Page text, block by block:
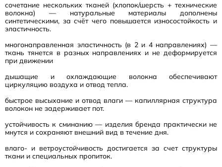
сочетание нескольких тканей (хлопок/шерсть + технические
волокна) — натуральные материалы дополнены
синтетическими, за счёт чего повышается износостойкость и
эластичность.
многонаправленная эластичность (в 2 и 4 направлениях) —
ткань тянется в разных направлениях и не деформируется
при движении
дышащие и охлаждающие волокна обеспечивают
циркуляцию воздуха и отвод тепла.
быстрое высыхание и отвод влаги — капиллярная структура
волокон не задерживает пот.
устойчивость к сминанию — изделия бренда практически не
мнутся и сохраняют внешний вид в течение дня.
влаго- и ветроустойчивость достигается за счет структуры
ткани и специальных пропиток.